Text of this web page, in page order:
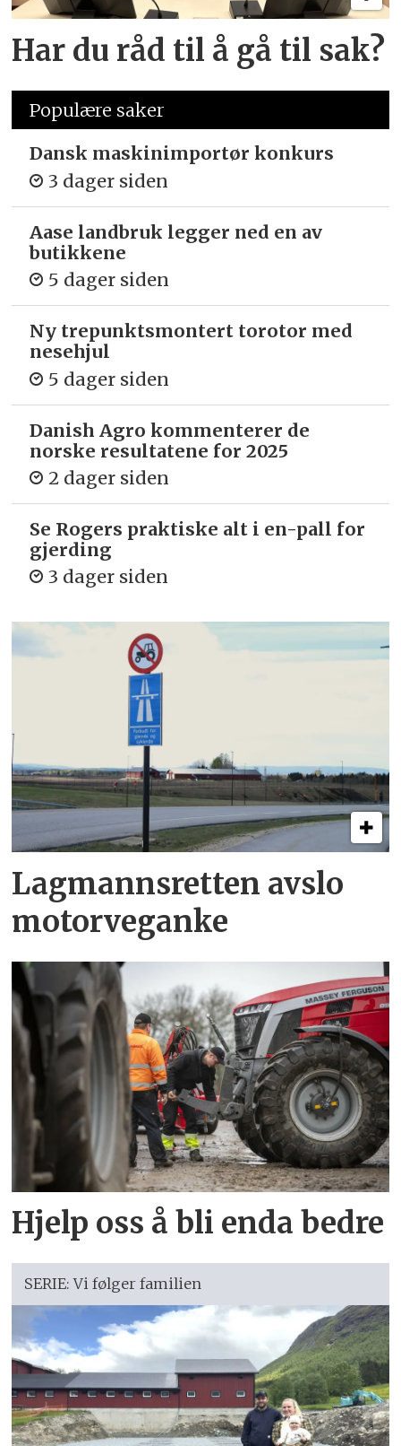
Har du råd til å gå til sak?
Populære saker
Dansk maskinimportør konkurs
3 dager siden
Aase landbruk legger ned en av
butikkene
5 dager siden
Ny trepunkts­montert torotor med
nesehjul
5 dager siden
Danish Agro kommenterer de
norske resultatene for 2025
2 dager siden
Se Rogers praktiske alt i en-pall for
gjerding
3 dager siden
Lagmannsretten avslo
motorveganke
Hjelp oss å bli enda bedre
SERIE: Vi følger familien